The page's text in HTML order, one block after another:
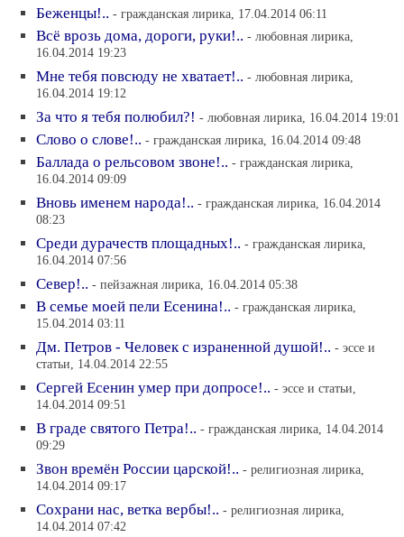
Беженцы!.. - гражданская лирика, 17.04.2014 06:11
Всё врозь дома, дороги, руки!.. - любовная лирика,
16.04.2014 19:23
Мне тебя повсюду не хватает!.. - любовная лирика,
16.04.2014 19:12
За что я тебя полюбил?! - любовная лирика, 16.04.2014 19:01
Слово о слове!.. - гражданская лирика, 16.04.2014 09:48
Баллада о рельсовом звоне!.. - гражданская лирика,
16.04.2014 09:09
Вновь именем народа!.. - гражданская лирика, 16.04.2014
08:23
Среди дурачеств площадных!.. - гражданская лирика,
16.04.2014 07:56
Север!.. - пейзажная лирика, 16.04.2014 05:38
В семье моей пели Есенина!.. - гражданская лирика,
15.04.2014 03:11
Дм. Петров - Человек с израненной душой!.. - эссе и
статьи, 14.04.2014 22:55
Сергей Есенин умер при допросе!.. - эссе и статьи,
14.04.2014 09:51
В граде святого Петра!.. - гражданская лирика, 14.04.2014
09:29
Звон времён России царской!.. - религиозная лирика,
14.04.2014 09:17
Сохрани нас, ветка вербы!.. - религиозная лирика,
14.04.2014 07:42